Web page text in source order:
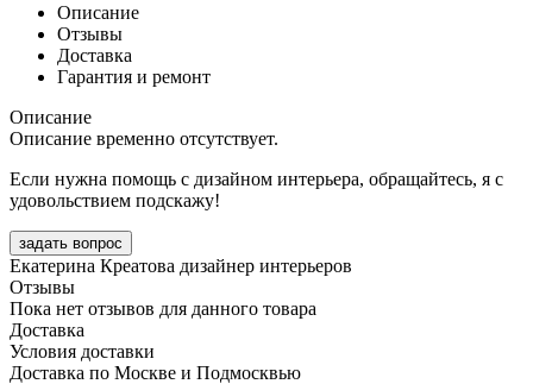
Описание
Отзывы
Доставка
Гарантия и ремонт
Описание
Описание временно отсутствует.
Если нужна помощь с дизайном интерьера, обращайтесь, я с
удовольствием подскажу!
задать вопрос
Екатерина Креатова дизайнер интерьеров
Отзывы
Пока нет отзывов для данного товара
Доставка
Условия доставки
Доставка по Москве и Подмосквью